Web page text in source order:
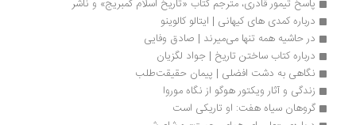
پاسخ تیمور قادری، مترجم کتاب «تاریخ اسلام کمبریج» و ناشر
درباره کمدی های کیهانی | ایتالو کالوینو
در حاشیه همه تنها می‌میرند | صادق وفایی
درباره کتاب ساختن تاریخ | جواد لگزیان
نگاهی به دشت افضلی | پیمان حقیقت‌طلب
زندگی و آثار ویکتور هوگو از نگاه موروا
گروهان سیاه هفت: او تاریکی است